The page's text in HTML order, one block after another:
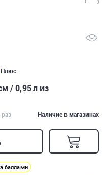
Плюс
/ 0,95 л из
Наличие в магазинах
баллами